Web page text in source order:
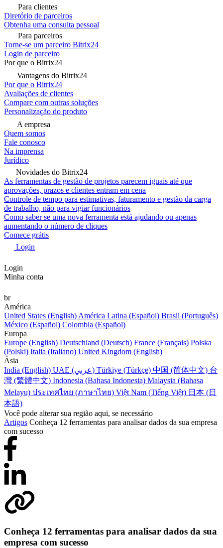
Para clientes
Diretório de parceiros
Obtenha uma consulta pessoal
Para parceiros
Torne-se um parceiro Bitrix24
Login de parceiro
Por que o Bitrix24
Vantagens do Bitrix24
Por que o Bitrix24
Avaliações de clientes
Compare com outras soluções
Personalização do produto
A empresa
Quem somos
Fale conosco
Na imprensa
Jurídico
Novidades do Bitrix24
As ferramentas de gestão de projetos parecem iguais até que
aprovações, prazos e clientes entram em cena
Controle de tempo para estimativas, faturamento e gestão da carga
de trabalho, não para vigiar funcionários
Como saber se uma nova ferramenta está ajudando ou apenas
aumentando o número de cliques
Comece grátis
Login
Login
Minha conta
br
América
United States (English) América Latina (Español) Brasil (Português)
México (Español) Colombia (Español)
Europa
Europe (English) Deutschland (Deutsch) France (Français) Polska
(Polski) Italia (Italiano) United Kingdom (English)
Ásia
India (English)
UAE (عربي) Türkiye (Türkçe) 中国 (简体中文) 台
灣 (繁體中文) Indonesia (Bahasa Indonesia) Malaysia (Bahasa
Melayu) ประเทศไทย (ภาษาไทย) Việt Nam (Tiếng Việt) 日本 (日
本語)
Você pode alterar sua região aqui, se necessário
Artigos Conheça 12 ferramentas para analisar dados da sua empresa
com sucesso
Conheça 12 ferramentas para analisar dados da sua
empresa com sucesso